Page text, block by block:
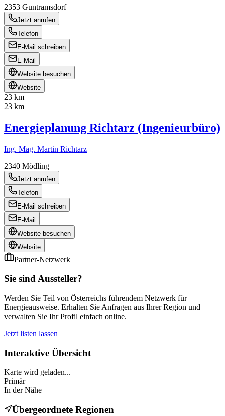
2353 Guntramsdorf
Jetzt anrufen
Telefon
E-Mail schreiben
E-Mail
Website besuchen
Website
23 km
23 km
Energieplanung Richtarz (Ingenieurbüro)
Ing. Mag. Martin Richtarz
2340 Mödling
Jetzt anrufen
Telefon
E-Mail schreiben
E-Mail
Website besuchen
Website
Partner-Netzwerk
Sie sind Aussteller?
Werden Sie Teil von Österreichs führendem Netzwerk für
Energieausweise. Erhalten Sie Anfragen aus Ihrer Region und
verwalten Sie Ihr Profil einfach online.
Jetzt listen lassen
Interaktive Übersicht
Karte wird geladen...
Primär
In der Nähe
Übergeordnete Regionen